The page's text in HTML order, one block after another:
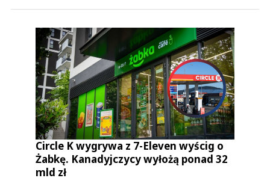
Circle K wygrywa z 7-Eleven wyścig o
Żabkę. Kanadyjczycy wyłożą ponad 32
mld zł